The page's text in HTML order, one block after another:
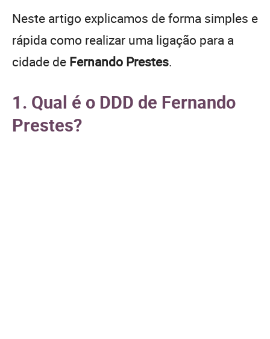
Neste artigo explicamos de forma simples e
rápida como realizar uma ligação para a
cidade de Fernando Prestes.
1. Qual é o DDD de Fernando
Prestes?